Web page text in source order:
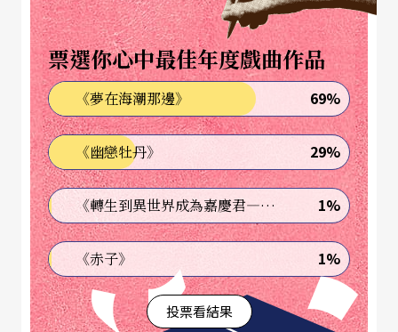
看到了西方古典音樂以外多元豐富的世界，體會到
「音樂是表現性藝術，它幫助每個人發覺自己的最
深層。我發現，不同國度的聲音其實同屬於一個世
界。」
一九九九年馬友友出版的
專輯是計畫的開端，
一把Montagnana大提琴詮釋了來自五個不同國度的
作品，呈現出世界音樂的風格與思維。二○○一年
的Silk Road Journeys When Strangers Meet是他與
「絲路合奏團」（The Silk Road Ensemble）的第
一個作品。集合了中國、蒙古、中亞地區、伊朗及
票選你心中最佳年度戲曲作品
《夢在海潮那邊》 69%
《幽戀牡丹》 29%
《轉生到異世界成為嘉慶君—發現我的祖先是詐騙集團!?》 1%
《赤子》 1%
投票看結果